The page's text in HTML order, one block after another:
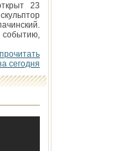
23
прочитать
сегодня